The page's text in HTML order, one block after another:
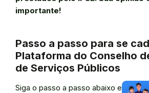
importante!
Passo a passo para se
Plataforma do Conselho
de Serviços Públicos
Siga o passo a passo abaixo e